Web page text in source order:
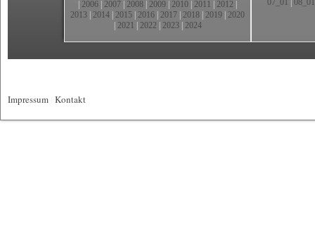
2006 2007 2008 2009 2010 2011 2012
2013 2014 2015 2016 2017 2018 2019 2020
2021 2022 2023| 2024
07_01
08_01
Impressum Kontakt